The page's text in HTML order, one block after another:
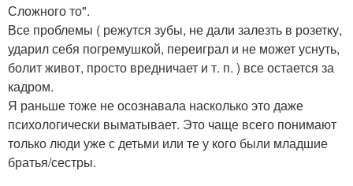
Сложного то".
Все проблемы ( режутся зубы, не дали залезть в розетку,
ударил себя погремушкой, переиграл и не может уснуть,
болит живот, просто вредничает и т. п. ) все остается за
кадром.
Я раньше тоже не осознавала насколько это даже
психологически выматывает. Это чаще всего понимают
только люди уже с детьми или те у кого были младшие
братья/сестры.